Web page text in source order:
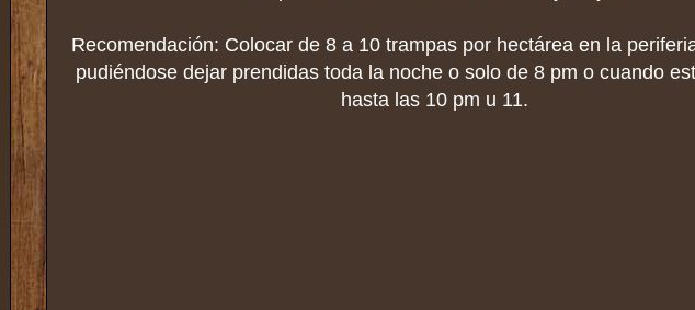
Recomendación: Colocar de 8 a 10 trampas por hectárea en la
pudiéndose dejar prendidas toda la noche o solo de 8 pm o cuando
hasta las 10 pm u 11.